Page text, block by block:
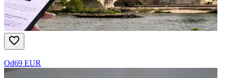
Od69 EUR